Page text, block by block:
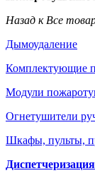
Назад к Все
Дымоудаление
Комплектующие
Модули
Огнетушители
Шкафы, пульты,
Диспетчеризация